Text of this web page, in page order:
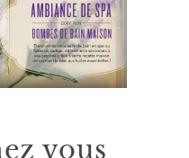
vous